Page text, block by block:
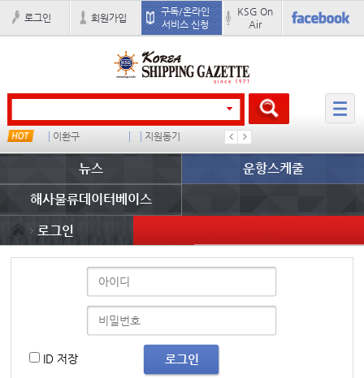
로그인 회원가입
구독/온라인
서비스 신청
KSG On
Air
이환구 지원동기 왈레니우스
뉴스 운항스케줄
해사물류데이터베이스
로그인
로그인
ID 저장